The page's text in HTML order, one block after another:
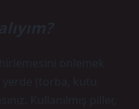
önlemek
yerde (torba, kutu
Kullanılmış piller,